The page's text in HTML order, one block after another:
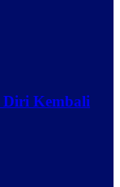
Diri Kembali